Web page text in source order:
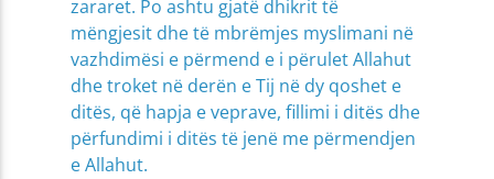
zararet. Po ashtu gjatë dhikrit të
mëngjesit dhe të mbrëmjes myslimani në
vazhdimësi e përmend e i përulet Allahut
dhe troket në derën e Tij në dy qoshet e
ditës, që hapja e veprave, fillimi i ditës dhe
përfundimi i ditës të jenë me përmendjen
e Allahut.